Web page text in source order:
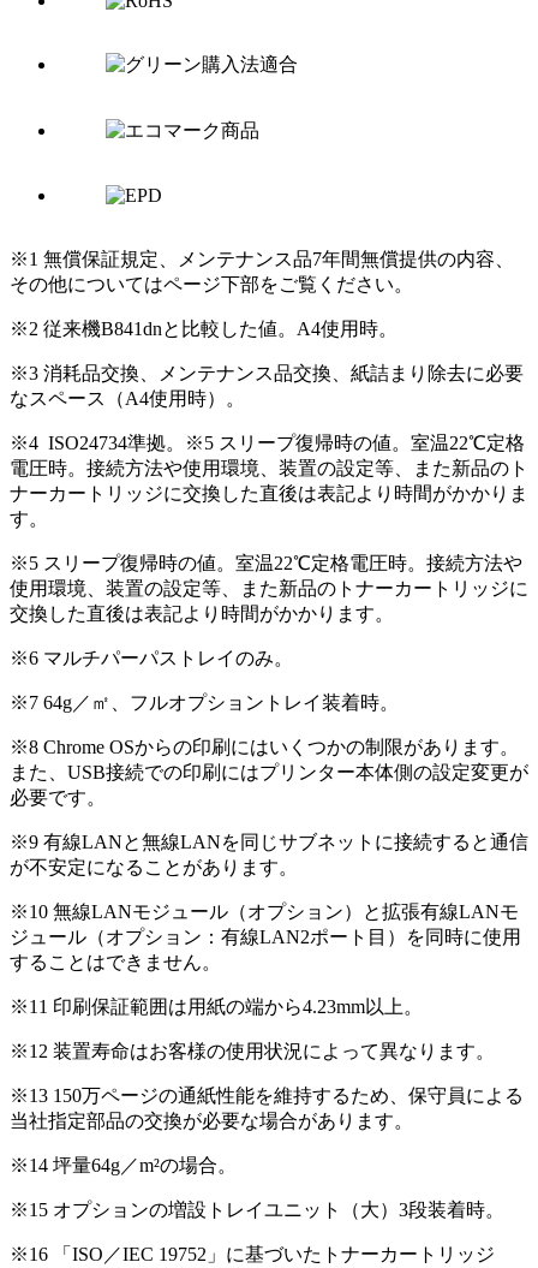
※1 無償保証規定、メンテナンス品7年間無償提供の内容、
その他についてはページ下部をご覧ください。
※2 従来機B841dnと比較した値。A4使用時。
※3 消耗品交換、メンテナンス品交換、紙詰まり除去に必要
なスペース（A4使用時）。
※4 ISO24734準拠。※5 スリープ復帰時の値。室温22℃定格
電圧時。接続方法や使用環境、装置の設定等、また新品のト
ナーカートリッジに交換した直後は表記より時間がかかりま
す。
※5 スリープ復帰時の値。室温22℃定格電圧時。接続方法や
使用環境、装置の設定等、また新品のトナーカートリッジに
交換した直後は表記より時間がかかります。
※6 マルチパーパストレイのみ。
※7 64g／㎡、フルオプショントレイ装着時。
※8 Chrome OSからの印刷にはいくつかの制限があります。
また、USB接続での印刷にはプリンター本体側の設定変更が
必要です。
※9 有線LANと無線LANを同じサブネットに接続すると通信
が不安定になることがあります。
※10 無線LANモジュール（オプション）と拡張有線LANモ
ジュール（オプション：有線LAN2ポート目）を同時に使用
することはできません。
※11 印刷保証範囲は用紙の端から4.23mm以上。
※12 装置寿命はお客様の使用状況によって異なります。
※13 150万ページの通紙性能を維持するため、保守員による
当社指定部品の交換が必要な場合があります。
※14 坪量64g／m²の場合。
※15 オプションの増設トレイユニット（大）3段装着時。
※16 「ISO／IEC 19752」に基づいたトナーカートリッジ